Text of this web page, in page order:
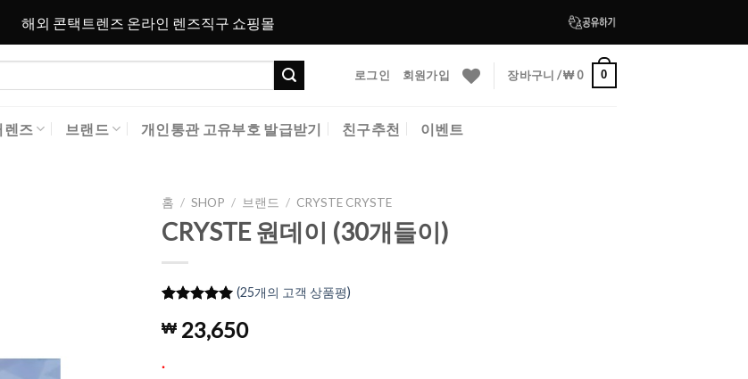
해외 콘택트렌즈 온라인 렌즈직구 쇼핑몰
로그인 회원가입 장바구니 /₩0 0
렌즈 브랜드 개인통관 고유부호 발급받기 친구추천 이벤트
홈 / SHOP / 브랜드 / CRYSTE CRYSTE
CRYSTE 원데이 (30개들이)
고객 평가
를 기준으
점에
(25개의 고객 상품평)
₩ 23,650
.